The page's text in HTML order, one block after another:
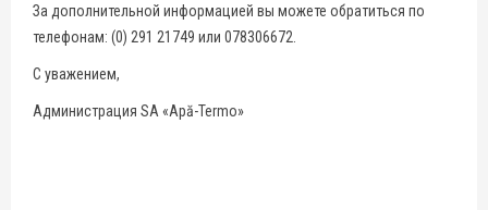
За дополнительной информацией вы можете обратиться по
телефонам: (0) 291 21749 или 078306672.
С уважением,
Администрация SA «Apă-Termo»